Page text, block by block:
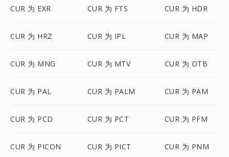
CUR 为 EXR CUR 为 FTS CUR 为 HDR
CUR 为 HRZ CUR 为 IPL CUR 为 MAP
CUR 为 MNG CUR 为 MTV CUR 为 OTB
CUR 为 PAL CUR 为 PALM CUR 为 PAM
CUR 为 PCD CUR 为 PCT CUR 为 PFM
CUR 为 PICON CUR 为 PICT CUR 为 PNM